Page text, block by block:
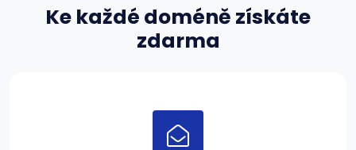
Ke každé doméně získáte
zdarma